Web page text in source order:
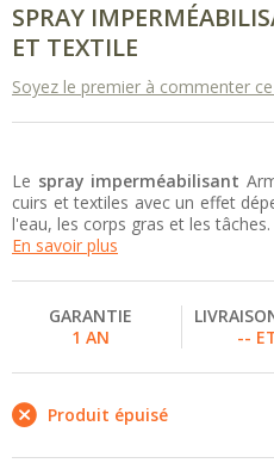
SPRAY
ET TEXTILE
Soyez le premier à commenter
Le spray imperméabilisant
cuirs et textiles avec un effet
l'eau, les corps gras et les tâches.
En savoir plus
GARANTIE
1 AN
--
Produit épuisé